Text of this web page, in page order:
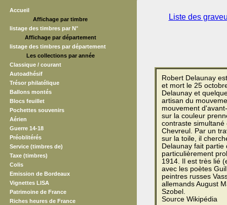
Accueil
Affichage par timbre
listage des timbres par N°
Affichage par département
listage des timbres par département
Les collections par année
Classique / courant
Autoadhésif
Trésor philatélique
Ballons montés
Blocs feuillet
Pochettes souvenirs
Aérien
Guerre 14-18
Préoblitérés
Service (timbres de)
Taxe (timbres)
Colis
Emission de Bordeaux
Vignettes LISA
Patrimoine de France
Riches heures de France
Liste des
Robert Delaunay
et mort le 25
Delaunay et
artisan du
mouvement
sur la couleur
contraste
Chevreul. Par un
sur la toile, il
Delaunay fait
particulièrement
1914. Il est très lié
avec les poètes
peintres russes
allemands August
Szobel.
Source Wikipédia